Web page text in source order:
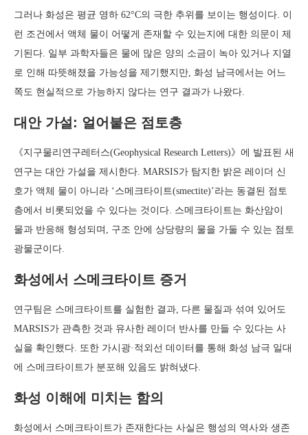
그러나 화성은 평균 영하 62°C의 극한 추위를 보이는 행성이다. 이
런 조건에서 액체 물이 어떻게 존재할 수 있는지에 대한 의문이 제
기된다. 일부 과학자들은 물에 많은 양의 소금이 녹아 있거나 지열
로 인해 따뜻해졌을 가능성을 제기했지만, 화성 남극에서는 어느
쪽도 현실적으로 가능하지 않다는 연구 결과가 나왔다.
대안 가설: 얼어붙은 점토층
《지구물리연구레터스(Geophysical Research Letters)》에 발표된 새
연구는 대안 가설을 제시한다. MARSIS가 탐지한 밝은 레이더 신
호가 액체 물이 아니라 ‘스메크타이트(smectite)’라는 동결된 점토
층에서 비롯되었을 수 있다는 것이다. 스메크타이트는 화산암이
물과 반응해 형성되며, 구조 안에 상당량의 물을 가둘 수 있는 점토
광물군이다.
화성에서 스메크타이트 증거
연구팀은 스메크타이트를 실험한 결과, 다른 물질과 섞여 있어도
MARSIS가 관측한 것과 유사한 레이더 반사를 만들 수 있다는 사
실을 확인했다. 또한 가시광·적외선 데이터를 통해 화성 남극 일대
에 스메크타이트가 분포해 있음도 밝혀냈다.
화성 이해에 미치는 함의
화성에서 스메크타이트가 존재한다는 사실은 행성의 역사와 생존